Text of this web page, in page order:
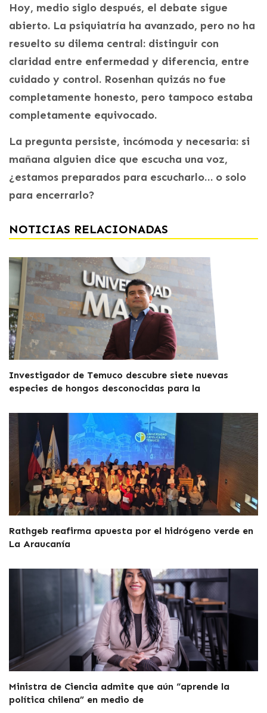
Hoy, medio siglo después, el debate sigue
abierto. La psiquiatría ha avanzado, pero no ha
resuelto su dilema central: distinguir con
claridad entre enfermedad y diferencia, entre
cuidado y control. Rosenhan quizás no fue
completamente honesto, pero tampoco estaba
completamente equivocado.
La pregunta persiste, incómoda y necesaria: si
mañana alguien dice que escucha una voz,
¿estamos preparados para escucharlo… o solo
para encerrarlo?
NOTICIAS RELACIONADAS
Investigador de Temuco descubre siete nuevas
especies de hongos desconocidas para la
Rathgeb reafirma apuesta por el hidrógeno verde en
La Araucanía
Ministra de Ciencia admite que aún “aprende la
política chilena” en medio de